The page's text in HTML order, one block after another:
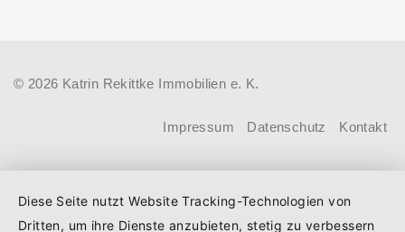
beantragen. Für Familien mit einem
Kind steigt der Förderhöchstbetrag von
Euro (vorher: 125.000 Euro) und für
© 2026 Katrin Rekittke Immobilien e. K.
Impressum Datenschutz Kontakt
Diese Seite nutzt Website Tracking-Technologien von
Dritten, um ihre Dienste anzubieten, stetig zu verbessern